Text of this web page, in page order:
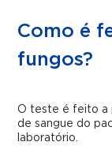
Como é
fungos?
O teste é feito a
de sangue do
laboratório.